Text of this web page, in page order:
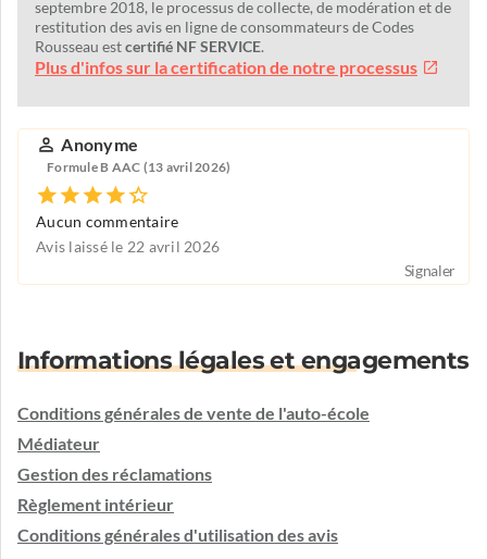
septembre 2018, le processus de collecte, de modération et de
restitution des avis en ligne de consommateurs de Codes
Rousseau estcertifié NF SERVICE.
Plus d'infos sur la certification de notre processus
Anonyme
Formule B AAC (13 avril 2026)
Aucun commentaire
Avis laissé le 22 avril 2026
Signaler
Informations légales et engagements
Conditions générales de vente de l'auto-école
Médiateur
Gestion des réclamations
Règlement intérieur
Conditions générales d'utilisation des avis